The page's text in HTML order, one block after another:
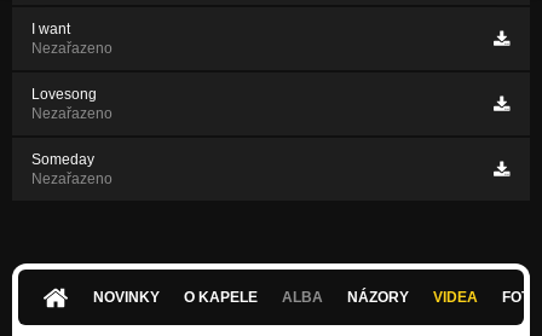
I want
Nezařazeno
Lovesong
Nezařazeno
Someday
Nezařazeno
NOVINKY O KAPELE ALBA NÁZORY VIDEA